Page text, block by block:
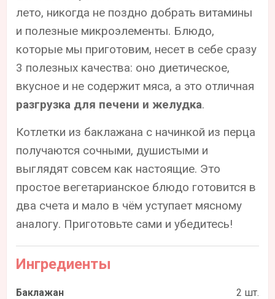
лето, никогда не поздно добрать витамины
и полезные микроэлементы. Блюдо,
которые мы приготовим, несет в себе сразу
3 полезных качества: оно диетическое,
вкусное и не содержит мяса, а это отличная
разгрузка для печени и желудка.
Котлетки из баклажана с начинкой из перца
получаются сочными, душистыми и
выглядят совсем как настоящие. Это
простое вегетарианское блюдо готовится в
два счета и мало в чём уступает мясному
аналогу. Приготовьте сами и убедитесь!
Ингредиенты
Баклажан
2 шт.